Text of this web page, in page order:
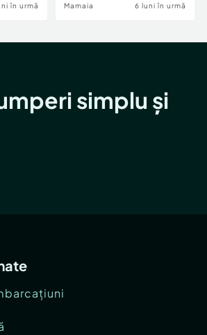
în urmă Mamaia 6 luni în urmă
simplu și